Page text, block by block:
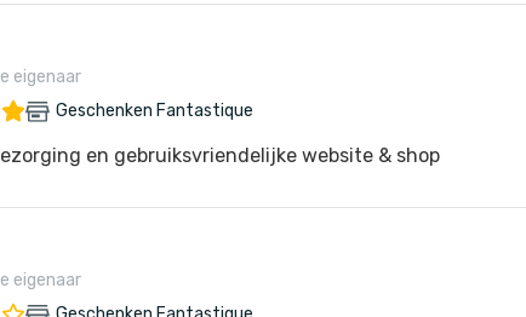
eigenaar
Geschenken Fantastique
en gebruiksvriendelijke website & shop
eigenaar